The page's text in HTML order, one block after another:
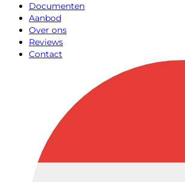
Documenten
Aanbod
Over ons
Reviews
Contact